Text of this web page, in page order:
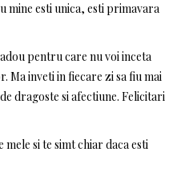
mine esti unica, esti primavara
pentru care nu voi inceta
Ma inveti in fiecare zi sa fiu mai
dragoste si afectiune. Felicitari
si te simt chiar daca esti